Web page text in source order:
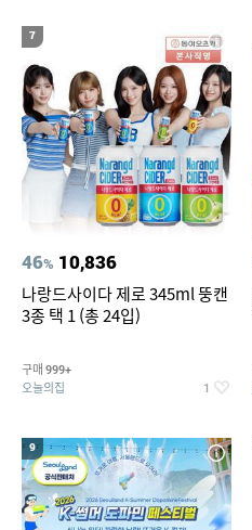
7
46% 10,836
나랑드사이다 제로 345ml 뚱캔
3종 택 1 (총 24입)
구매 999+
오늘의집 1
9